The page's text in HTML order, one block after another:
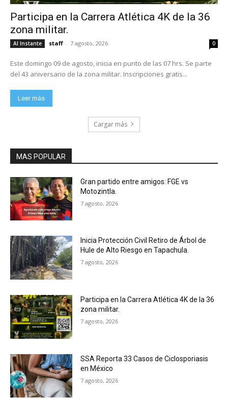
Participa en la Carrera Atlética 4K de la 36
zona militar.
Al Instante staff - 7 agosto, 2026 0
Este domingo 09 de agosto, inicia en punto de las 07 hrs. Se parte
del 43 aniversario de la zona militar. Inscripciones gratis...
Leer más
Cargar más
MAS POPULAR
Gran partido entre amigos: FGE vs
Motozintla.
7 agosto, 2026
Inicia Protección Civil Retiro de Árbol de
Hule de Alto Riesgo en Tapachula.
7 agosto, 2026
Participa en la Carrera Atlética 4K de la 36
zona militar.
7 agosto, 2026
SSA Reporta 33 Casos de Ciclosporiasis
en México
7 agosto, 2026